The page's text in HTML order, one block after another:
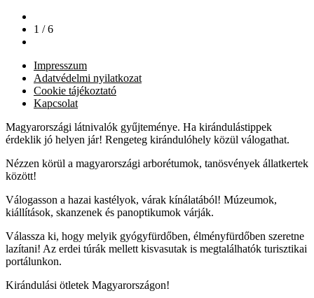
1 / 6
Impresszum
Adatvédelmi nyilatkozat
Cookie tájékoztató
Kapcsolat
Magyarországi látnivalók gyűjteménye. Ha kirándulástippek
érdeklik jó helyen jár! Rengeteg kirándulóhely közül válogathat.
Nézzen körül a magyarországi arborétumok, tanösvények állatkertek
között!
Válogasson a hazai kastélyok, várak kínálatából! Múzeumok,
kiállítások, skanzenek és panoptikumok várják.
Válassza ki, hogy melyik gyógyfürdőben, élményfürdőben szeretne
lazítani! Az erdei túrák mellett kisvasutak is megtalálhatók turisztikai
portálunkon.
Kirándulási ötletek Magyarországon!